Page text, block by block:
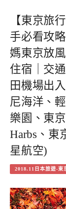
【東京旅
手必看攻
媽東京放
住宿｜交
田機場出
尼海洋、
樂園、東
Harbs、東
星航空)
2018.11日本旅遊-東